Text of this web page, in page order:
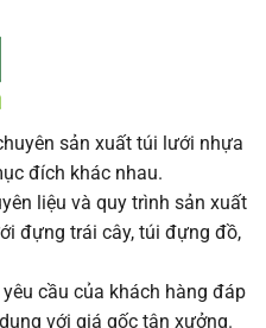
sản xuất túi lưới nhựa
đích khác nhau.
liệu và quy trình sản xuất
đựng trái cây, túi đựng đồ,
cầu của khách hàng đáp
với giá gốc tận xưởng.